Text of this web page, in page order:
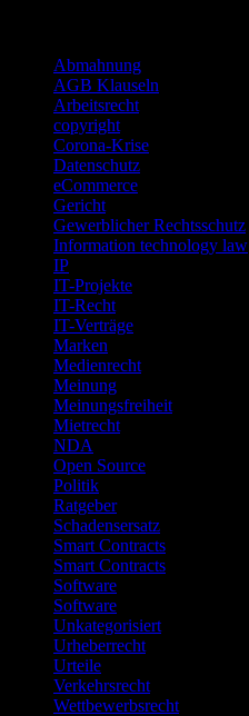
Abmahnung
AGB Klauseln
Arbeitsrecht
copyright
Corona-Krise
Datenschutz
eCommerce
Gericht
Gewerblicher Rechtsschutz
Information technology law
IP
IT-Projekte
IT-Recht
IT-Verträge
Marken
Medienrecht
Meinung
Meinungsfreiheit
Mietrecht
NDA
Open Source
Politik
Ratgeber
Schadensersatz
Smart Contracts
Smart Contracts
Software
Software
Unkategorisiert
Urheberrecht
Urteile
Verkehrsrecht
Wettbewerbsrecht